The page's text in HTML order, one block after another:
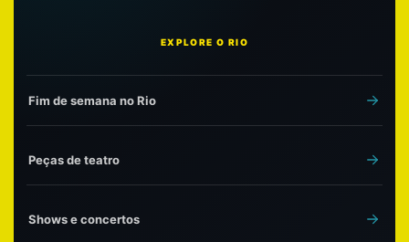
EXPLORE O RIO
Fim de semana no Rio
Peças de teatro
Shows e concertos